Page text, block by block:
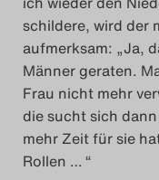
schildere, wird der
aufmerksam: „Ja,
Männer geraten.
Frau nicht mehr
die sucht sich
mehr Zeit für sie
Rollen … “